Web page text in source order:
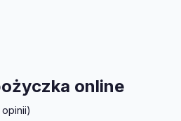
online
opinii)